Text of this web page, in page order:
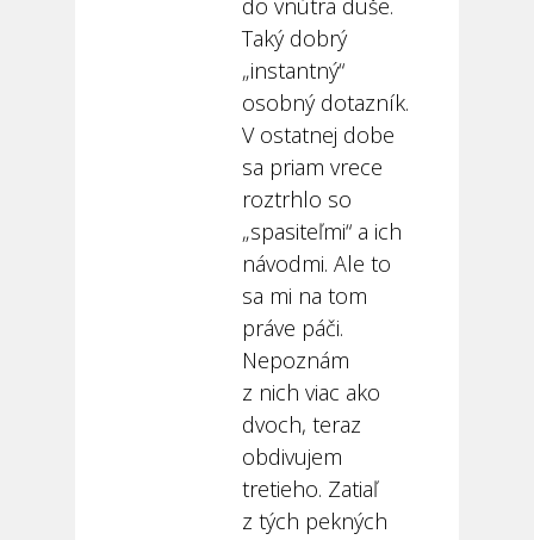
Taký dobrý
„instantný“
osobný dotazník.
V ostatnej dobe
sa priam vrece
roztrhlo so
„spasiteľmi“ a ich
návodmi. Ale to
sa mi na tom
práve páči.
Nepoznám
z nich viac ako
dvoch, teraz
obdivujem
tretieho. Zatiaľ
z tých pekných